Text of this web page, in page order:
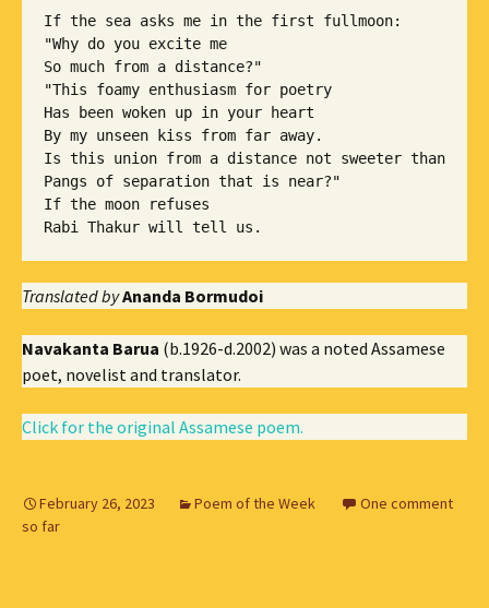
If the sea asks me in the first fullmoon:
"Why do you excite me
So much from a distance?"
"This foamy enthusiasm for poetry
Has been woken up in your heart
By my unseen kiss from far away.
Is this union from a distance not sweeter than
Pangs of separation that is near?"
If the moon refuses
Translated byAnanda Bormudoi
Navakanta Barua (b.1926-d.2002) was a noted Assamese
poet, novelist and translator.
Click for the original Assamese poem.
February 26, 2023 Poem of the Week
One comment
so far